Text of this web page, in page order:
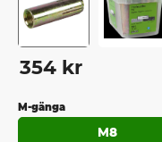
354 kr
M-gänga
M8